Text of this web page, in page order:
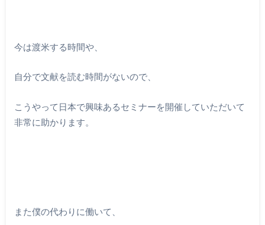
今は渡米する時間や、
自分で文献を読む時間がないので、
こうやって日本で興味あるセミナーを開催していただいて
非常に助かります。
また僕の代わりに働いて、